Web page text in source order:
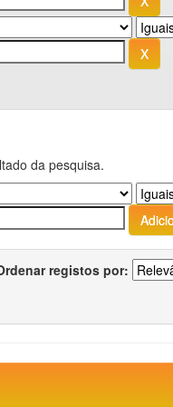
da pesquisa.
registos por: